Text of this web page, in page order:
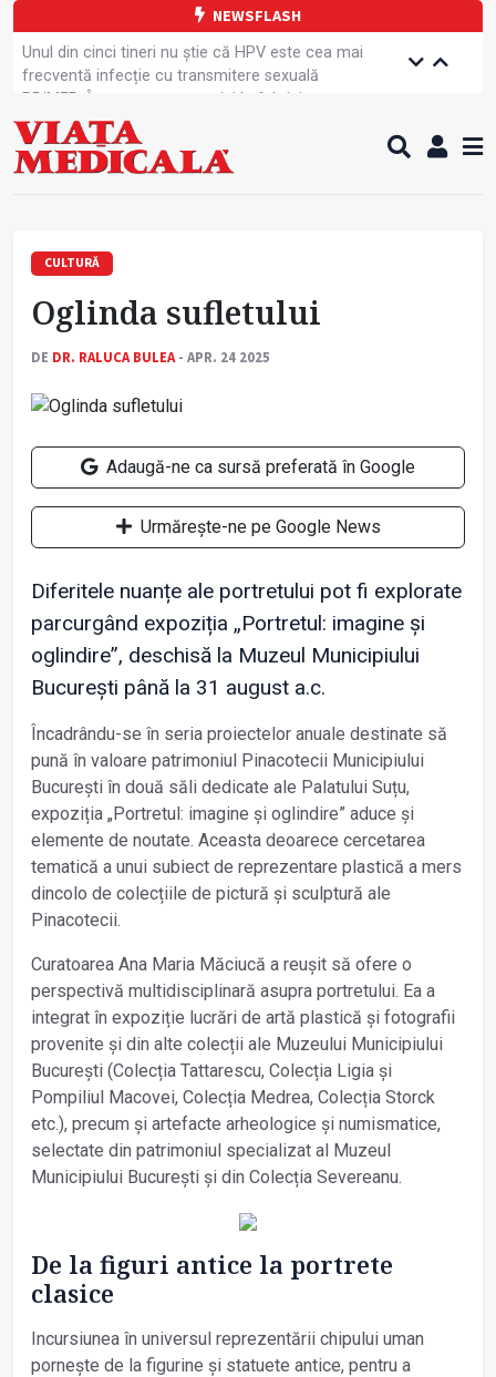
NEWSFLASH
Unul din cinci tineri nu știe că HPV este cea mai
frecventă infecție cu transmitere sexuală
PRIMER: Întreruperea energiei în fabrici ar pune
pacienții în pericol
Subiecte unice la examenul de specialist
Comercializarea unor medicamente, blocată
caniculă?
Un nou studiu pentru testarea unui vaccin împotriva
tulpinei Bundibugyo a virusului Ebola
Alăptarea, esențială pentru sănătatea mamei și
Concursul Internațional George Enescu, la ceas
CULTURĂ
Oglinda sufletului
DE DR. RALUCA BULEA - APR. 24 2025
Adaugă-ne ca sursă preferată în Google
Urmărește-ne pe Google News
Diferitele nuanțe ale portretului pot fi explorate
parcurgând expoziția „Portretul: imagine şi
oglindire”, deschisă la Muzeul Municipiului
București până la 31 august a.c.
Încadrându-se în seria proiectelor anuale destinate să
pună în valoare patrimoniul Pinacotecii Municipiului
București în două săli dedicate ale Palatului Suțu,
expoziția „Portretul: imagine și oglindire” aduce și
elemente de noutate. Aceasta deoarece cercetarea
tematică a unui subiect de reprezentare plastică a mers
dincolo de colecțiile de pictură și sculptură ale
Pinacotecii.
Curatoarea Ana Maria Măciucă a reușit să ofere o
perspectivă multidisciplinară asupra portretului. Ea a
integrat în expoziție lucrări de artă plastică și fotografii
provenite și din alte colecții ale Muzeului Municipiului
București (Colecția Tattarescu, Colecția Ligia și
Pompiliul Macovei, Colecția Medrea, Colecția Storck
etc.), precum și artefacte arheologice și numismatice,
selectate din patrimoniul specializat al Muzeul
Municipiului București și din Colecția Severeanu.
De la figuri antice la portrete
clasice
Incursiunea în universul reprezentării chipului uman
pornește de la figurine și statuete antice, pentru a